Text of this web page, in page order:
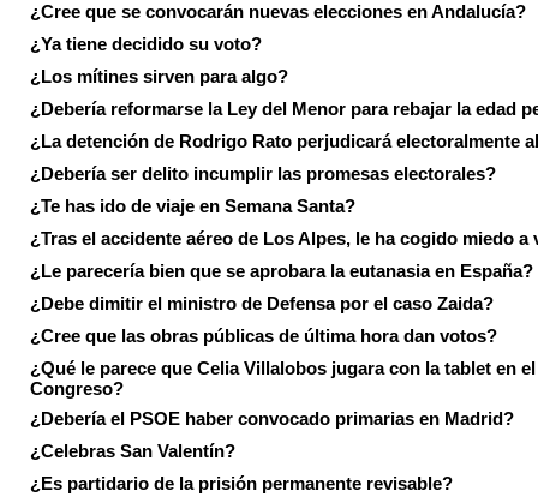
¿Cree que se convocarán nuevas elecciones en Andalucía?
¿Ya tiene decidido su voto?
¿Los mítines sirven para algo?
¿Debería reformarse la Ley del Menor para rebajar la edad
¿La detención de Rodrigo Rato perjudicará electoralmente
¿Debería ser delito incumplir las promesas electorales?
¿Te has ido de viaje en Semana Santa?
¿Tras el accidente aéreo de Los Alpes, le ha cogido miedo a
¿Le parecería bien que se aprobara la eutanasia en España?
¿Debe dimitir el ministro de Defensa por el caso Zaida?
¿Cree que las obras públicas de última hora dan votos?
¿Qué le parece que Celia Villalobos jugara con la tablet en el
Congreso?
¿Debería el PSOE haber convocado primarias en Madrid?
¿Celebras San Valentín?
¿Es partidario de la prisión permanente revisable?